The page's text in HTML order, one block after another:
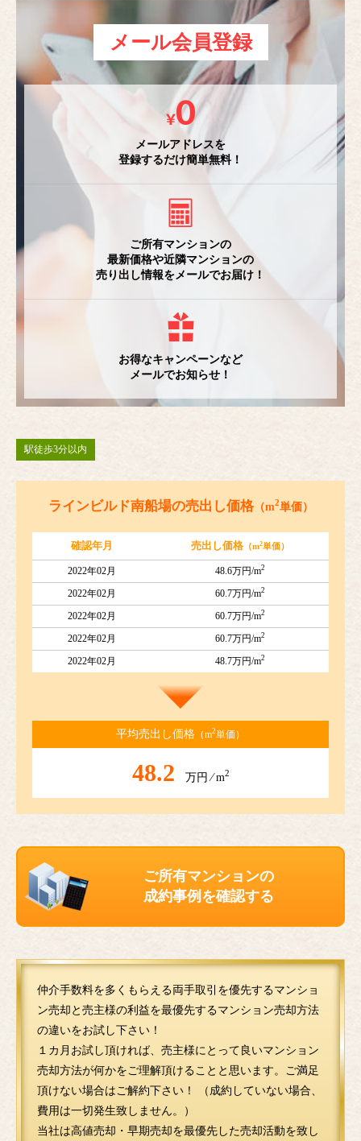
メール会員登録
メールアドレスを
登録するだけ簡単無料！
ご所有マンションの
最新価格や近隣マンションの
売り出し情報をメールでお届け！
お得なキャンペーンなど
メールでお知らせ！
駅徒歩3分以内
ラインビルド南船場の売出し価格（m2単価）
確認年月 売出し価格（m2単価）
2022年02月 48.6万円/m2
2022年02月 60.7万円/m2
2022年02月 60.7万円/m2
2022年02月 60.7万円/m2
2022年02月 48.7万円/m2
平均売出し価格 （m2単価）
48.2 万円 ⁄ m2
ご所有マンションの
成約事例を確認する
仲介手数料を多くもらえる両手取引を優先するマンショ
ン売却と売主様の利益を最優先するマンション売却方法
の違いをお試し下さい！
１カ月お試し頂ければ、売主様にとって良いマンション
売却方法が何かをご理解頂けることと思います。ご満足
頂けない場合はご解約下さい！ （成約していない場合、
費用は一切発生致しません。）
当社は高値売却・早期売却を最優先した売却活動を致し